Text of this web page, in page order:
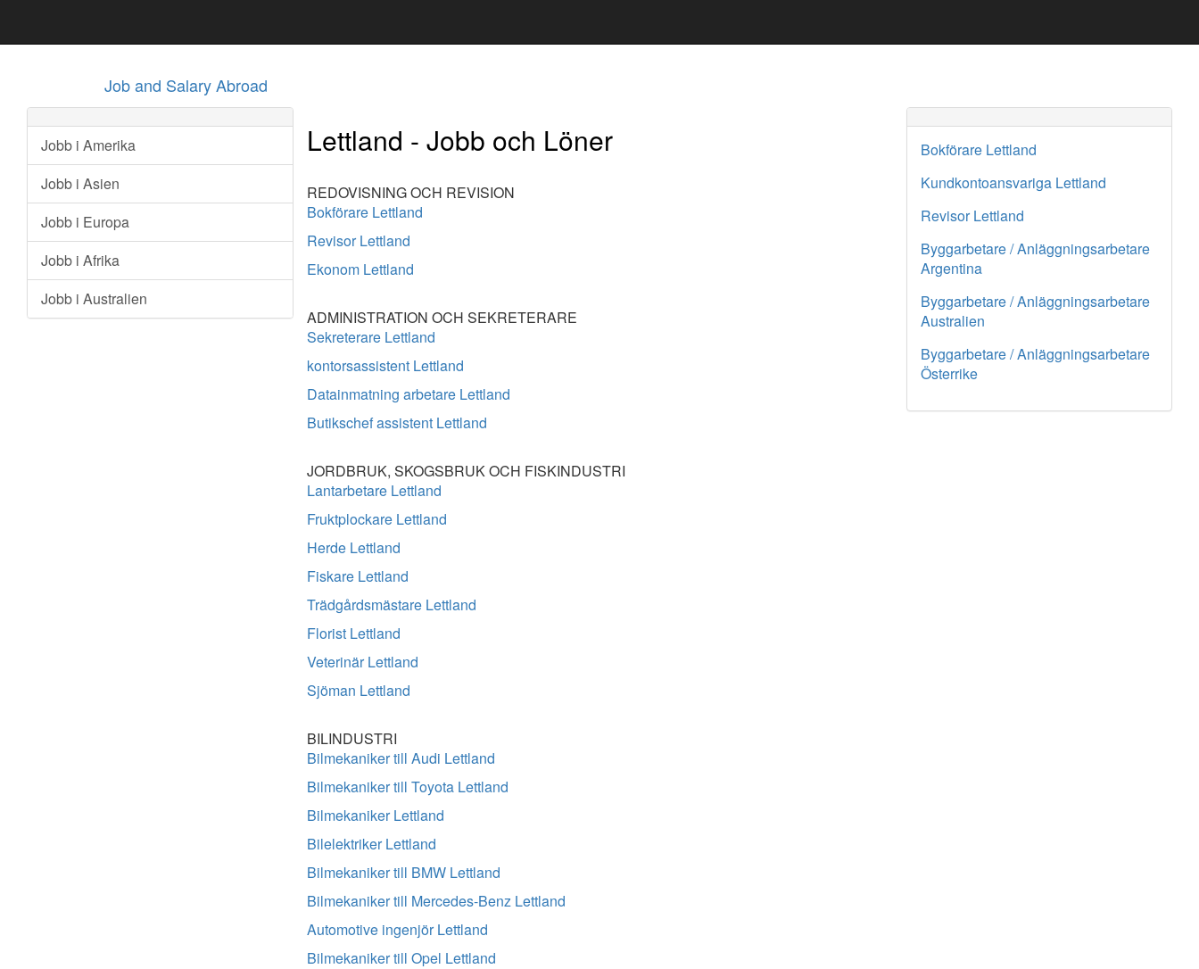
Job and Salary Abroad
Jobb i Amerika
Jobb i Asien
Jobb i Europa
Jobb i Afrika
Jobb i Australien
Lettland - Jobb och Löner
REDOVISNING OCH REVISION
Bokförare Lettland
Revisor Lettland
Ekonom Lettland
ADMINISTRATION OCH SEKRETERARE
Sekreterare Lettland
kontorsassistent Lettland
Datainmatning arbetare Lettland
Butikschef assistent Lettland
JORDBRUK, SKOGSBRUK OCH FISKINDUSTRI
Lantarbetare Lettland
Fruktplockare Lettland
Herde Lettland
Fiskare Lettland
Trädgårdsmästare Lettland
Florist Lettland
Veterinär Lettland
Sjöman Lettland
BILINDUSTRI
Bilmekaniker till Audi Lettland
Bilmekaniker till Toyota Lettland
Bilmekaniker Lettland
Bilelektriker Lettland
Bilmekaniker till BMW Lettland
Bilmekaniker till Mercedes-Benz Lettland
Automotive ingenjör Lettland
Bilmekaniker till Opel Lettland
Bokförare Lettland
Kundkontoansvariga Lettland
Revisor Lettland
Byggarbetare / Anläggningsarbetare
Argentina
Byggarbetare / Anläggningsarbetare
Australien
Byggarbetare / Anläggningsarbetare
Österrike